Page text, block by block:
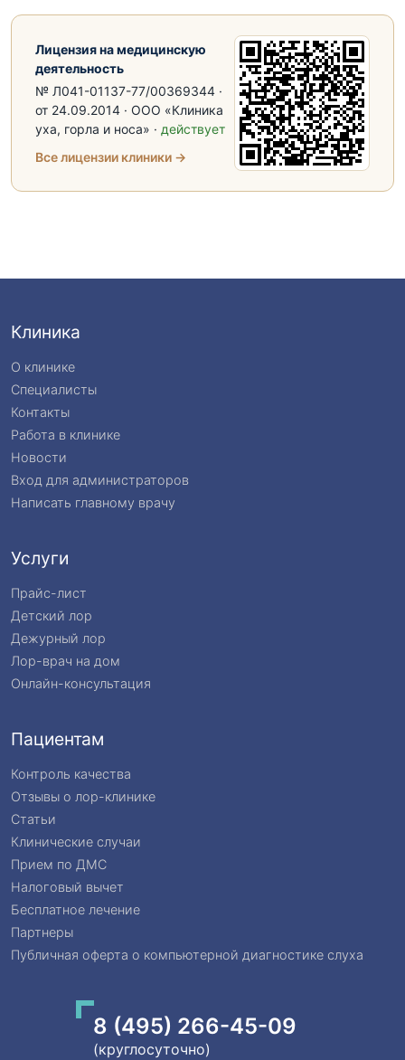
Лицензия на медицинскую
деятельность
№ Л041-01137-77/00369344 ·
от 24.09.2014 · ООО «Клиника
уха, горла и носа» · действует
Все лицензии клиники →
Клиника
О клинике
Специалисты
Контакты
Работа в клинике
Новости
Вход для администраторов
Написать главному врачу
Услуги
Прайс-лист
Детский лор
Дежурный лор
Лор-врач на дом
Онлайн-консультация
Пациентам
Контроль качества
Отзывы о лор-клинике
Статьи
Клинические случаи
Прием по ДМС
Налоговый вычет
Бесплатное лечение
Партнеры
Публичная оферта о компьютерной диагностике слуха
8 (495) 266-45-09
(круглосуточно)